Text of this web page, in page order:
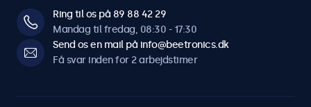
Ring til os på 89 88 42 29
Mandag til fredag, 08:30 - 17:30
Send os en mail på info@beetronics.dk
Få svar inden for 2 arbejdstimer